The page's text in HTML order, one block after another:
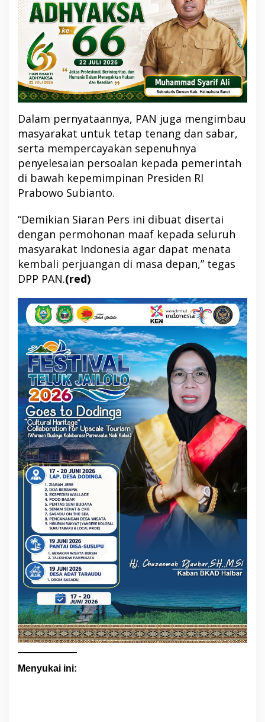
Dalam pernyataannya, PAN juga mengimbau
masyarakat untuk tetap tenang dan sabar,
serta mempercayakan sepenuhnya
penyelesaian persoalan kepada pemerintah
di bawah kepemimpinan Presiden RI
Prabowo Subianto.
“Demikian Siaran Pers ini dibuat disertai
dengan permohonan maaf kepada seluruh
masyarakat Indonesia agar dapat menata
kembali perjuangan di masa depan,” tegas
DPP PAN.(red)
Menyukai ini: